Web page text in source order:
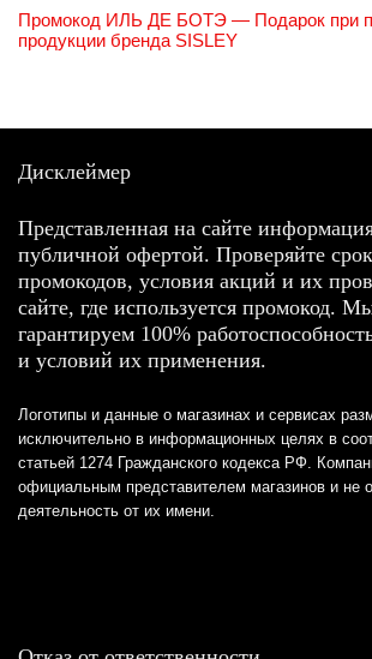
Промокод ИЛЬ ДЕ БОТЭ — Подарок при
продукции бренда SISLEY
Дисклеймер
Представленная на сайте
публичной офертой. Проверяйте
промокодов, условия акций и их
сайте, где используется промокод.
гарантируем 100%
и условий их применения.
Логотипы и данные о магазинах и сервисах
исключительно в информационных целях в
статьей 1274 Гражданского кодекса РФ.
официальным представителем магазинов и не
деятельность от их имени.